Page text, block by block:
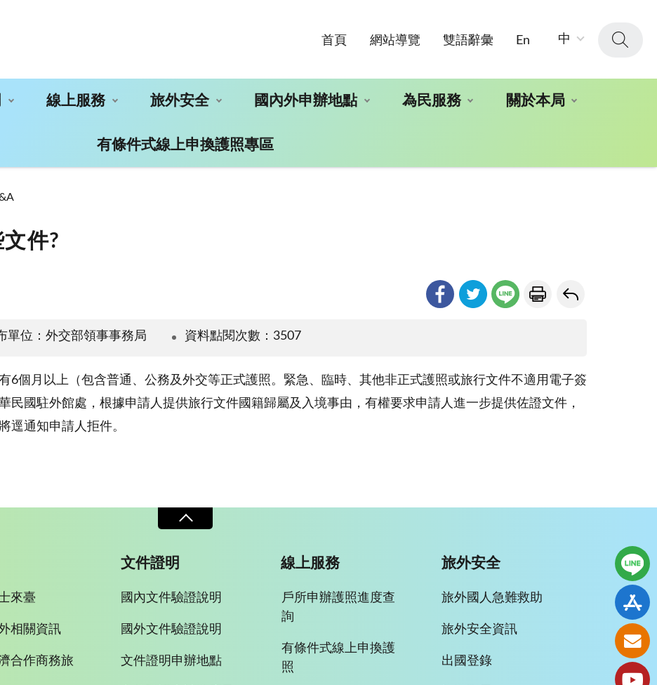
首頁 網站導覽 雙語辭彙 En 中
線上服務 旅外安全 國內外申辦地點 為民服務 關於本局
有條件式線上申換護照專區
件?
單位：外交部領事事務局 資料點閱次數：3507
6個月以上（包含普通、公務及外交等正式護照。緊急、臨時、其他非正式護照或旅行文件不適用電子簽
民國駐外館處，根據申請人提供旅行文件國籍歸屬及入境事由，有權要求申請人進一步提供佐證文件，
逕通知申請人拒件。
來臺
相關資訊
合作商務旅
文件證明
國內文件驗證說明
國外文件驗證說明
文件證明申辦地點
線上服務
戶所申辦護照進度查
詢
有條件式線上申換護
照
旅外安全
旅外國人急難救助
旅外安全資訊
出國登錄